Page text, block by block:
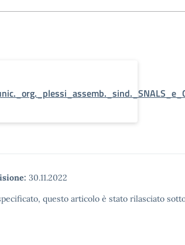
30.11.2022
questo articolo è stato rilasciato